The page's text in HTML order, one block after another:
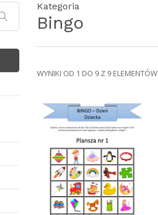
Kategoria
Bingo
WYNIKI OD 1 DO 9 Z 9 ELEMENTÓW